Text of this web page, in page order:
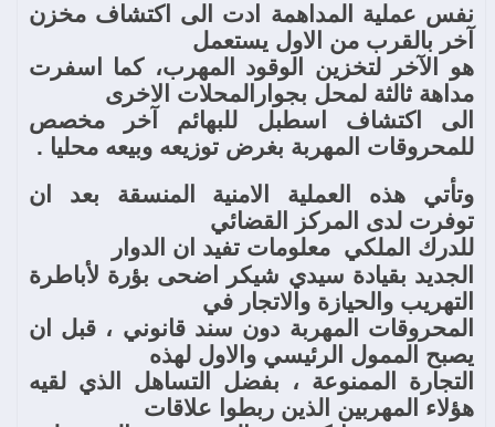
نفس عملية المداهمة ادت الى اكتشاف مخزن
آخر بالقرب من الاول يستعمل
هو الآخر لتخزين الوقود المهرب، كما اسفرت
مداهة ثالثة لمحل بجوارالمحلات الاخرى
الى اكتشاف اسطبل للبهائم آخر مخصص
للمحروقات المهربة بغرض توزيعه وبيعه محليا .
وتأتي هذه العملية الامنية المنسقة بعد ان
توفرت لدى المركز القضائي
للدرك الملكي معلومات تفيد ان الدوار
الجديد بقيادة سيدي شيكر اضحى بؤرة لأباطرة
التهريب والحيازة والاتجار في
المحروقات المهربة دون سند قانوني ، قبل ان
يصبح الممول الرئيسي والاول لهذه
التجارة الممنوعة ، بفضل التساهل الذي لقيه
هؤلاء المهربين الذين ربطوا علاقات